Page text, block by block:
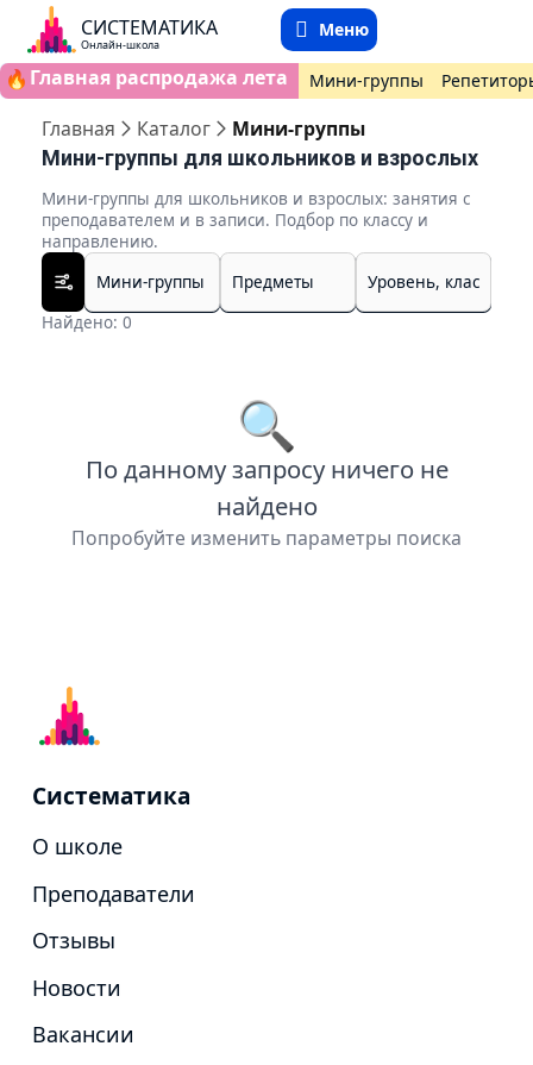
СИСТЕМАТИКА
Онлайн-школа
Меню
🔥 Главная распродажа лета Мини-группы
Главная Каталог Мини-группы
Мини-группы для школьников и взрослых
Мини-группы для школьников и взрослых: занятия с
преподавателем и в записи. Подбор по классу и
направлению.
Найдено: 0
🔍
По данному запросу ничего не
найдено
Попробуйте изменить параметры поиска
Систематика
О школе
Преподаватели
Отзывы
Новости
Вакансии